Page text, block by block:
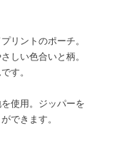
リントのポーチ。
しい色合いと柄。
す。
使用。ジッパーを
できます。